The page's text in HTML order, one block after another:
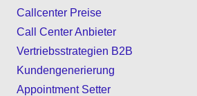
Callcenter Preise
Call Center Anbieter
Vertriebsstrategien B2B
Kundengenerierung
Appointment Setter